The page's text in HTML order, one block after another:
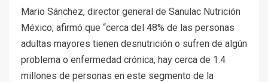
Mario Sánchez, director general de Sanulac Nutrición
México, afirmó que “cerca del 48% de las personas
adultas mayores tienen desnutrición o sufren de algún
problema o enfermedad crónica, hay cerca de 1.4
millones de personas en este segmento de la